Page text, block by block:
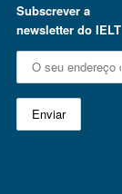
Subscrever a
newsletter do IELT